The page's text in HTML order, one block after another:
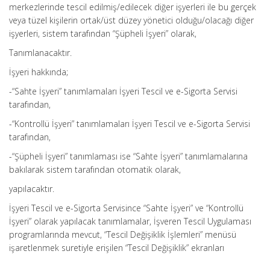
merkezlerinde tescil edilmiş/edilecek diğer işyerleri ile bu gerçek
veya tüzel kişilerin ortak/üst düzey yönetici olduğu/olacağı diğer
işyerleri, sistem tarafından “Şüpheli İşyeri” olarak,
Tanımlanacaktır.
İşyeri hakkında;
-“Sahte İşyeri” tanımlamaları İşyeri Tescil ve e-Sigorta Servisi
tarafından,
-“Kontrollü İşyeri” tanımlamaları İşyeri Tescil ve e-Sigorta Servisi
tarafından,
-“Şüpheli İşyeri” tanımlaması ise “Sahte İşyeri” tanımlamalarına
bakılarak sistem tarafından otomatik olarak,
yapılacaktır.
İşyeri Tescil ve e-Sigorta Servisince “Sahte İşyeri” ve “Kontrollü
İşyeri” olarak yapılacak tanımlamalar, İşveren Tescil Uygulaması
programlarında mevcut, “Tescil Değişiklik İşlemleri” menüsü
işaretlenmek suretiyle erişilen “Tescil Değişiklik” ekranları